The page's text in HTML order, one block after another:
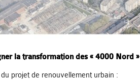
la transformation des « 4000 Nord »
projet de renouvellement urbain :